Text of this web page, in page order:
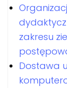
zakresu
Dostawa